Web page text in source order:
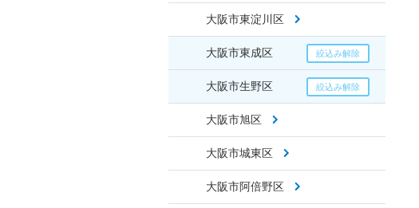
大阪市東淀川区
大阪市東成区
大阪市生野区
大阪市旭区
大阪市城東区
大阪市阿倍野区